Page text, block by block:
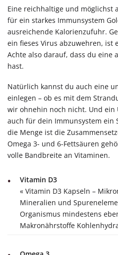
Eine reichhaltige und möglichst
für ein starkes Immunsystem
ausreichende Kalorienzufuhr.
ein fieses Virus abzuwehren, ist
Achte also darauf, dass du eine
hast.
Natürlich kannst du auch eine
einlegen – ob es mit dem
wir ohnehin noch nicht. Und
auch für dein Immunsystem ein
die Menge ist die
Omega 3- und 6-Fettsäuren
volle Bandbreite an Vitaminen.
Vitamin D3
« Vitamin D3 Kapseln –
Mineralien und
Organismus mindestens
Makronährstoffe